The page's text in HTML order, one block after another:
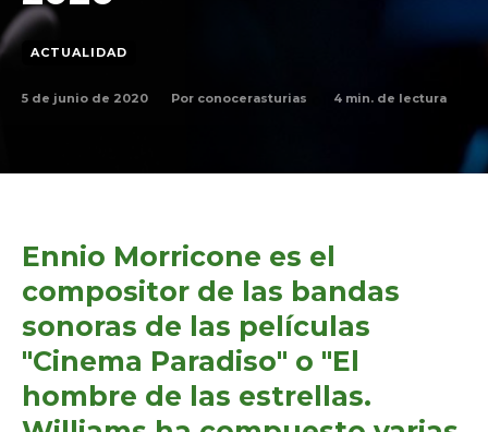
ACTUALIDAD
5 de junio de 2020 Por conocerasturias 4 min. de lectura
Ennio Morricone es el
compositor de las bandas
sonoras de las películas
"Cinema Paradiso" o "El
hombre de las estrellas.